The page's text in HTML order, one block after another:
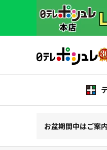
お盆期間中はご案